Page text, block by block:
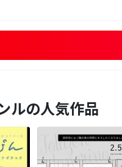
ルの人気作品